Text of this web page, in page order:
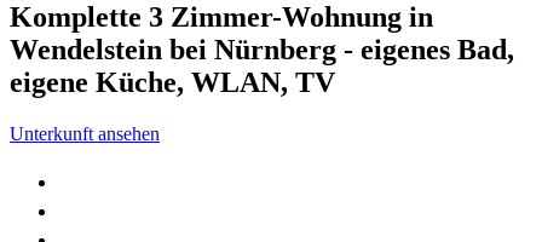
Komplette 3 Zimmer-Wohnung in
Wendelstein bei Nürnberg - eigenes Bad,
eigene Küche, WLAN, TV
Unterkunft ansehen